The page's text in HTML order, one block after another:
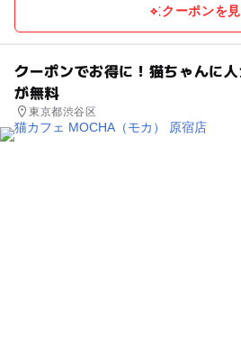
クーポンを
クーポンでお得に！猫ちゃんに
が無料
東京都渋谷区